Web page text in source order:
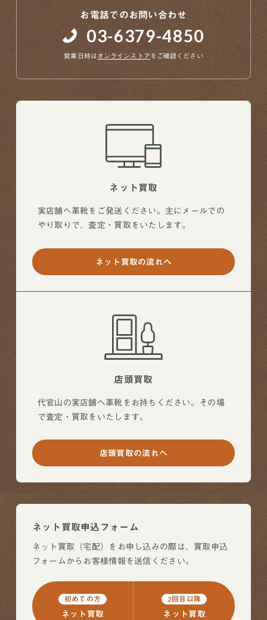
お電話でのお問い合わせ
03-6379-4850
営業日時はオンラインストア をご確認ください
ネット買取
実店舗へ革靴をご発送ください。主にメールでの
やり取りで、査定・買取をいたします。
ネット買取の流れへ
店頭買取
代官山の実店舗へ革靴をお持ちください。その場
で査定・買取をいたします。
店頭買取の流れへ
ネット買取申込フォーム
ネット買取（宅配）をお申し込みの際は、買取申込
フォームからお客様情報を送信ください。
初めての方
ネット買取
2回目以降
ネット買取